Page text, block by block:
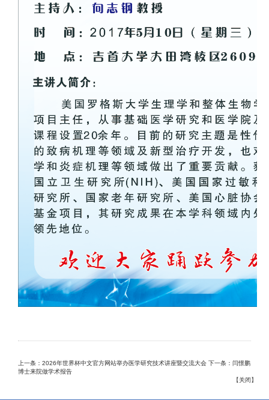
上一条：2026年世界杯中文官方网站举办医学研究技术讲座暨交流大会 下一条：闫憬鹏
博士来院做学术报告
【 关闭 】